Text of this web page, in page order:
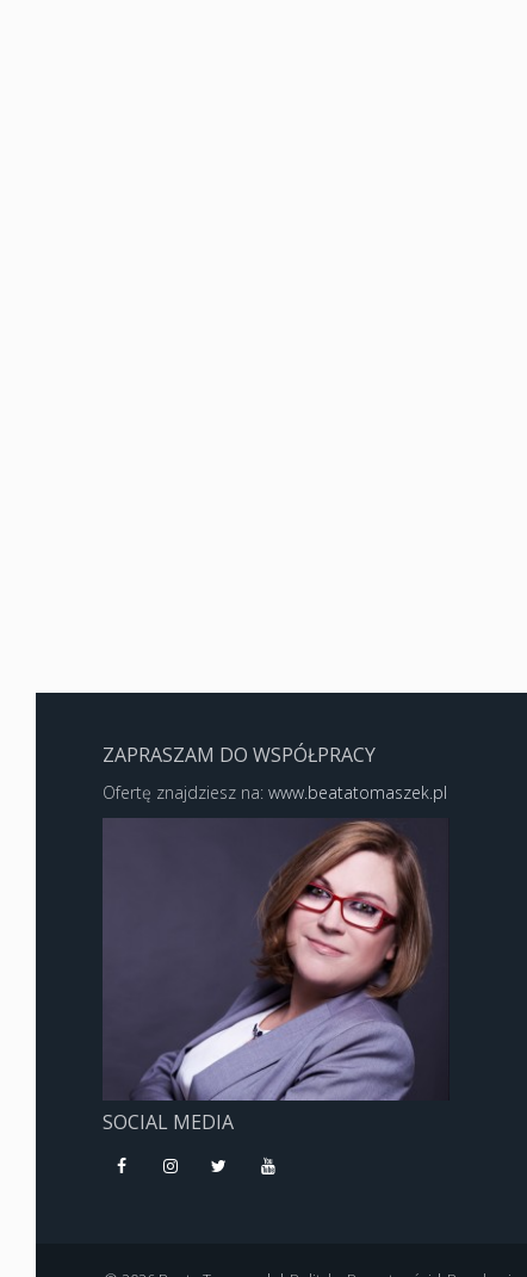
ZAPRASZAM DO WSPÓŁPRACY
Ofertę znajdziesz na: www.beatatomaszek.pl
SOCIAL MEDIA